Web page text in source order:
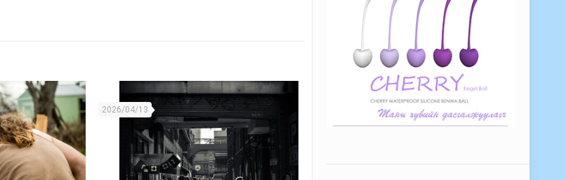
2026/04/13